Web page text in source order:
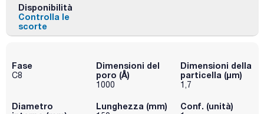
Disponibilità
Controlla le
scorte
Fase
C8
Dimensioni del
poro (Å)
1000
Dimensioni della
particella (μm)
1,7
Diametro
Lunghezza (mm) Conf. (unità)